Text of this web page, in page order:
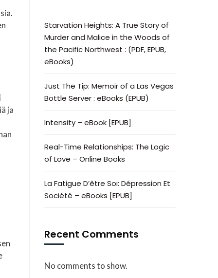
ja
Starvation Heights: A True Story of
Murder and Malice in the Woods of
the Pacific Northwest : (PDF, EPUB,
eBooks)
Just The Tip: Memoir of a Las Vegas
Bottle Server : eBooks (EPUB)
Intensity – eBook [EPUB]
Real-Time Relationships: The Logic
of Love – Online Books
La Fatigue D’être Soi: Dépression Et
Société – eBooks [EPUB]
Recent Comments
No comments to show.